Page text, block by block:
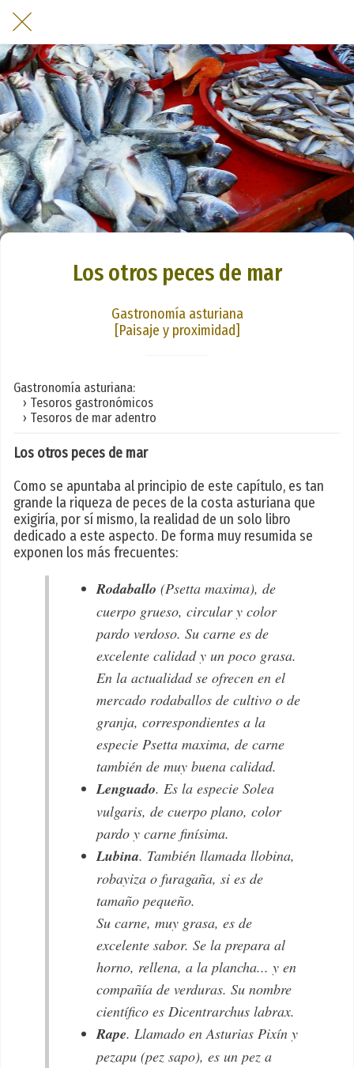
Los otros peces de mar
Gastronomía asturiana
[Paisaje y proximidad]
Gastronomía asturiana:
› Tesoros gastronómicos
› Tesoros de mar adentro
Los otros peces de mar
Como se apuntaba al principio de este capítulo, es tan
grande la riqueza de peces de la costa asturiana que
exigiría, por sí mismo, la realidad de un solo libro
dedicado a este aspecto. De forma muy resumida se
exponen los más frecuentes:
Rodaballo (Psetta maxima), de
cuerpo grueso, circular y color
pardo verdoso. Su carne es de
excelente calidad y un poco grasa.
En la actualidad se ofrecen en el
mercado rodaballos de cultivo o de
granja, correspondientes a la
especie Psetta maxima, de carne
también de muy buena calidad.
Lenguado. Es la especie Solea
vulgaris, de cuerpo plano, color
pardo y carne finísima.
Lubina. También llamada llobina,
robayiza o furagaña, si es de
tamaño pequeño.
Su carne, muy grasa, es de
excelente sabor. Se la prepara al
horno, rellena, a la plancha... y en
compañía de verduras. Su nombre
científico es Dicentrarchus labrax.
Rape. Llamado en Asturias Pixín y
pezapu (pez sapo), es un pez a